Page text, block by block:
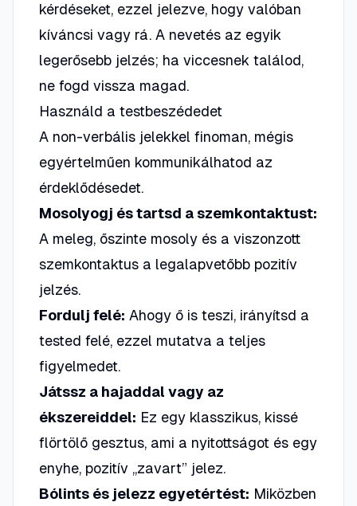
kérdéseket, ezzel jelezve, hogy valóban
kíváncsi vagy rá. A nevetés az egyik
legerősebb jelzés; ha viccesnek találod,
ne fogd vissza magad.
Használd a testbeszédedet
A non-verbális jelekkel finoman, mégis
egyértelműen kommunikálhatod az
érdeklődésedet.
Mosolyogj és tartsd a szemkontaktust:
A meleg, őszinte mosoly és a viszonzott
szemkontaktus a legalapvetőbb pozitív
jelzés.
Fordulj felé: Ahogy ő is teszi, irányítsd a
tested felé, ezzel mutatva a teljes
figyelmedet.
Játssz a hajaddal vagy az
ékszereiddel: Ez egy klasszikus, kissé
flörtölő gesztus, ami a nyitottságot és egy
enyhe, pozitív „zavart” jelez.
Bólints és jelezz egyetértést: Miközben